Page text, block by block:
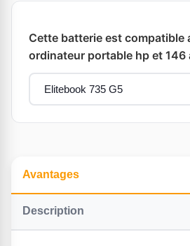
Cette batterie est compatible
ordinateur portable hp et 146
Avantages
Description